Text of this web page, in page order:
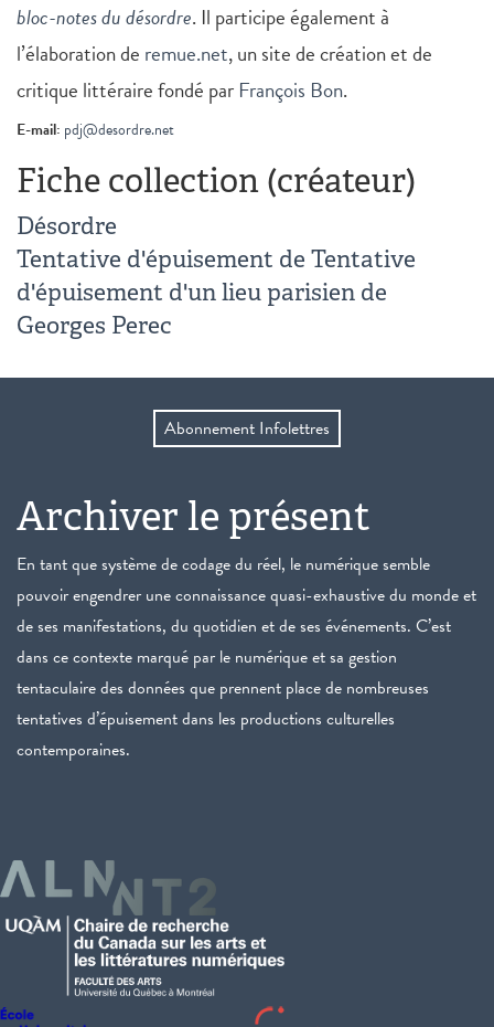
bloc-notes du désordre. Il participe également à
l’élaboration de remue.net, un site de création et de
critique littéraire fondé par François Bon.
E-mail: pdj@desordre.net
Fiche collection (créateur)
Désordre
Tentative d'épuisement de Tentative
d'épuisement d'un lieu parisien de
Georges Perec
Abonnement Infolettres
Archiver le présent
En tant que système de codage du réel, le numérique semble
pouvoir engendrer une connaissance quasi-exhaustive du monde et
de ses manifestations, du quotidien et de ses événements. C’est
dans ce contexte marqué par le numérique et sa gestion
tentaculaire des données que prennent place de nombreuses
tentatives d’épuisement dans les productions culturelles
contemporaines.